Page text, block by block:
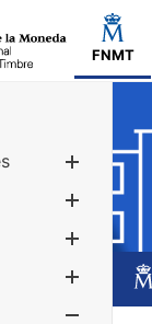
FNMT